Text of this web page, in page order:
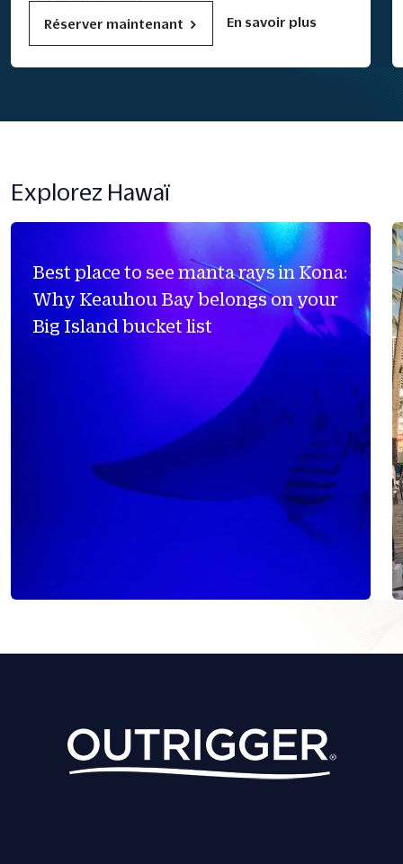
Réserver maintenant En savoir plus
Explorez Hawaï
Best place to see manta rays in Kona:
Why Keauhou Bay belongs on your
Big Island bucket list